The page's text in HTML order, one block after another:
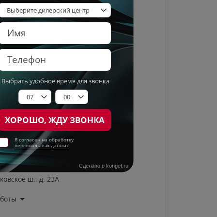
С ПРОБЕГОМ
ш., д. 23А